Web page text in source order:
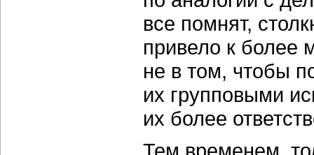
все помнят,
привело к более
не в том, чтобы
их групповыми
их более